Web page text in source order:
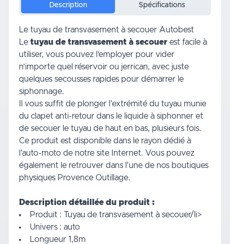
Description Spécifications
Le tuyau de transvasement à secouer Autobest
Le tuyau de transvasement à secouer est facile à
utiliser, vous pouvez l’employer pour vider
n’importe quel réservoir ou jerrican, avec juste
quelques secousses rapides pour démarrer le
siphonnage.
Il vous suffit de plonger l'extrémité du tuyau munie
du clapet anti-retour dans le liquide à siphonner et
de secouer le tuyau de haut en bas, plusieurs fois.
Ce produit est disponible dans le rayon dédié à
l'auto-moto de notre site Internet. Vous pouvez
également le retrouver dans l'une de nos boutiques
physiques Provence Outillage.
Description détaillée du produit :
Produit : Tuyau de transvasement à secouer/li>
Univers : auto
Longueur 1,8m